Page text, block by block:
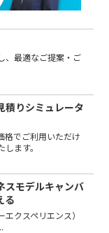
、最適なご提案・ご
積りシミュレータ
格でご利用いただけ
ます。
スモデルキャンバ
る
クスペリエンス）